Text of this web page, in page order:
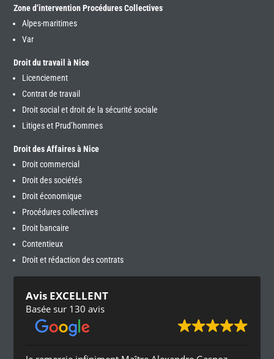
Zone d’intervention Procédures Collectives
Alpes-maritimes
Var
Droit du travail à Nice
Licenciement
Contrat de travail
Droit social et droit de la sécurité sociale
Litiges et Prud’hommes
Droit des Affaires à Nice
Droit commercial
Droit des sociétés
Droit économique
Procédures collectives
Droit bancaire
Contentieux
Droit et rédaction des contrats
Avis EXCELLENT
Basée sur 130 avis